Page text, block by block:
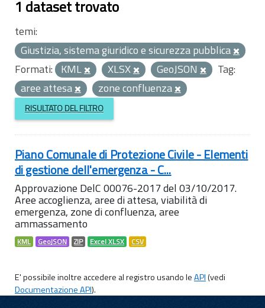
1 dataset trovato
temi:
Giustizia, sistema giuridico e sicurezza pubblica
Formati: KML XLSX GeoJSON
Tag:
aree attesa
zone confluenza
RISULTATO DEL FILTRO
Piano Comunale di Protezione Civile - Elementi
di gestione dell'emergenza - C...
Approvazione DelC 00076-2017 del 03/10/2017.
Aree accoglienza, aree di attesa, viabilità di
emergenza, zone di confluenza, aree
ammassamento
KML GeoJSON ZIP Excel XLSX CSV
E' possibile inoltre accedere al registro usando leAPI(vedi
Documentazione API).